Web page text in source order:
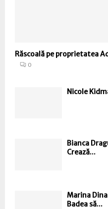
Răscoală pe proprietatea
0
Nicole
Bianca
Crează...
Marina
Badea să...